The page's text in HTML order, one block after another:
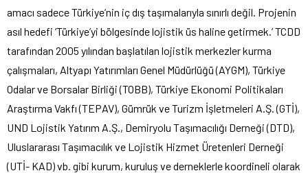
amacı sadece Türkiye’nin iç dış taşımalarıyla sınırlı değil. Projenin
asıl hedefi ‘Türkiye’yi bölgesinde lojistik üs haline getirmek.’ TCDD
tarafından 2005 yılından başlatılan lojistik merkezler kurma
çalışmaları, Altyapı Yatırımları Genel Müdürlüğü (AYGM), Türkiye
Odalar ve Borsalar Birliği (TOBB), Türkiye Ekonomi Politikaları
Araştırma Vakfı (TEPAV), Gümrük ve Turizm İşletmeleri A.Ş. (GTİ),
UND Lojistik Yatırım A.Ş., Demiryolu Taşımacılığı Derneği (DTD),
Uluslararası Taşımacılık ve Lojistik Hizmet Üretenleri Derneği
(UTİ- KAD) vb. gibi kurum, kuruluş ve derneklerle koordineli olarak